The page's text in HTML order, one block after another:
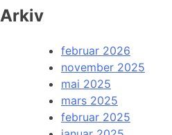
Arkiv
februar 2026
november 2025
mai 2025
mars 2025
februar 2025